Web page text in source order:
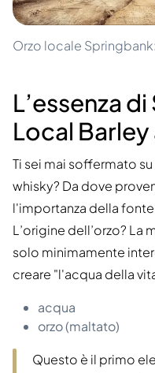
Orzo locale
L’essenza
Local
Ti sei mai soffermato
whisky? Da dove
l'importanza della
L’origine dell’orzo? La
solo minimamente
creare "l'acqua della
acqua
orzo (maltato)
Questo è il primo